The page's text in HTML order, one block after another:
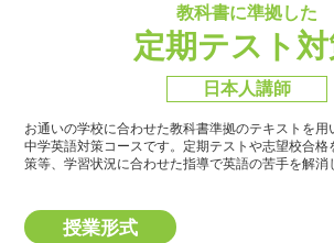
教科書に準拠した
定期テスト
日本人講師
お通いの学校に合わせた教科書準拠のテキストを用
中学英語対策コースです。 定期テストや志望校合格
策等、学習状況に合わせた指導で英語の苦手を解消
授業形式